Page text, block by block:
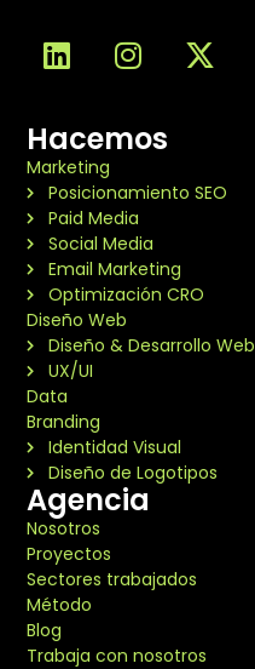
Hacemos
Marketing
Posicionamiento SEO
Paid Media
Social Media
Email Marketing
Optimización CRO
Diseño Web
Diseño & Desarrollo Web
UX/UI
Data
Branding
Identidad Visual
Diseño de Logotipos
Agencia
Nosotros
Proyectos
Sectores trabajados
Método
Blog
Trabaja con nosotros